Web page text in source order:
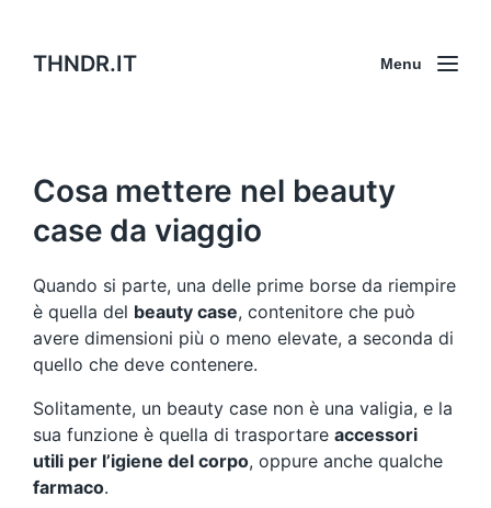
THNDR.IT Menu
Cosa mettere nel beauty
case da viaggio
Quando si parte, una delle prime borse da riempire
è quella del beauty case, contenitore che può
avere dimensioni più o meno elevate, a seconda di
quello che deve contenere.
Solitamente, un beauty case non è una valigia, e la
sua funzione è quella di trasportare accessori
utili per l’igiene del corpo, oppure anche qualche
farmaco.